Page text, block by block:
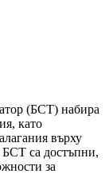
(БСТ) набира
като
върху
БСТ са достъпни,
за